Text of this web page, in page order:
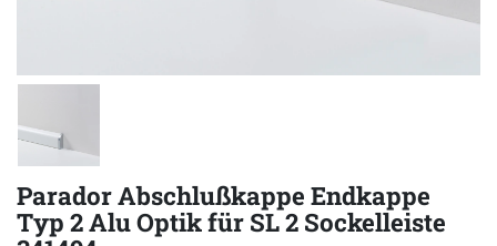
Parador Abschlußkappe Endkappe
Typ 2 Alu Optik für SL 2 Sockelleiste